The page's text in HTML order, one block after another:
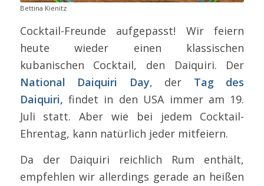
Bettina Kienitz
Cocktail-Freunde aufgepasst! Wir feiern
heute wieder einen klassischen
kubanischen Cocktail, den Daiquiri. Der
National Daiquiri Day, der Tag des
Daiquiri, findet in den USA immer am 19.
Juli statt. Aber wie bei jedem Cocktail-
Ehrentag, kann natürlich jeder mitfeiern.
Da der Daiquiri reichlich Rum enthält,
empfehlen wir allerdings gerade an heißen